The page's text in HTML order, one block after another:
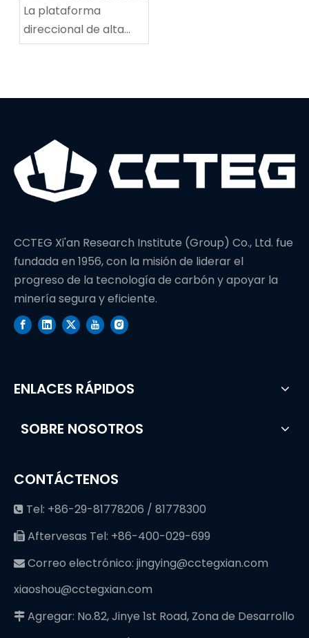
La plataforma
direccional de alta
potencia establece
CCTEG Xi'an Research Institute (Group) Co., Ltd. fue
fundada en 1956, con la misión de liderar el
progreso de la tecnología de carbón y apoyar la
minería segura y eficiente.
ENLACES RÁPIDOS
SOBRE NOSOTROS
CONTÁCTENOS
 Tel: +86-29-81778206 / 81778300
 Aftervesas Tel: +86-400-029-699
 Correo electrónico: jingying@cctegxian.com
xiaoshou@cctegxian.com
 Agregar: No.82, Jinye 1st Road, Zona de Desarrollo